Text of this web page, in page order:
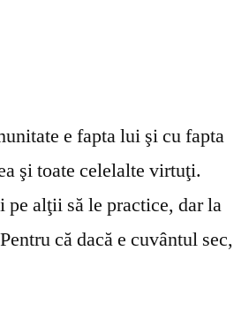
e fapta lui şi cu fapta
şi toate celelalte virtuţi.
pe alţii să le practice, dar la
că dacă e cuvântul sec,